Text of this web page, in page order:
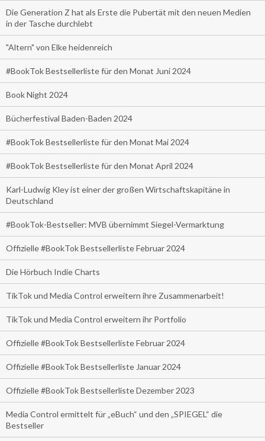
Die Generation Z hat als Erste die Pubertät mit den neuen Medien
in der Tasche durchlebt
"Altern" von Elke heidenreich
#BookTok Bestsellerliste für den Monat Juni 2024
Book Night 2024
Bücherfestival Baden-Baden 2024
#BookTok Bestsellerliste für den Monat Mai 2024
#BookTok Bestsellerliste für den Monat April 2024
Karl-Ludwig Kley ist einer der großen Wirtschaftskapitäne in
Deutschland
#BookTok-Bestseller: MVB übernimmt Siegel-Vermarktung
Offizielle #BookTok Bestsellerliste Februar 2024
Die Hörbuch Indie Charts
TikTok und Media Control erweitern ihre Zusammenarbeit!
TikTok und Media Control erweitern ihr Portfolio
Offizielle #BookTok Bestsellerliste Februar 2024
Offizielle #BookTok Bestsellerliste Januar 2024
Offizielle #BookTok Bestsellerliste Dezember 2023
Media Control ermittelt für „eBuch“ und den „SPIEGEL“ die
Bestseller